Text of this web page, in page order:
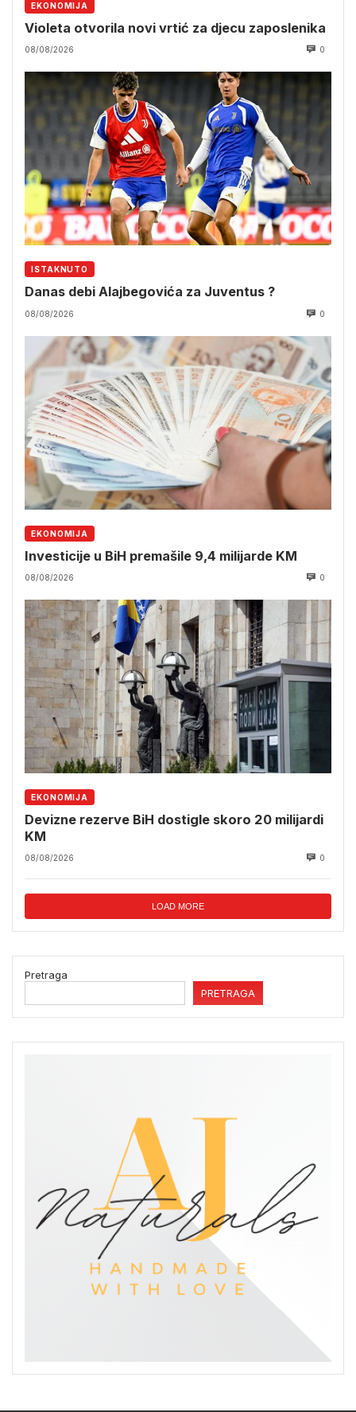
EKONOMIJA
Violeta otvorila novi vrtić za djecu zaposlenika
08/08/2026 0
ISTAKNUTO
Danas debi Alajbegovića za Juventus ?
08/08/2026 0
EKONOMIJA
Investicije u BiH premašile 9,4 milijarde KM
08/08/2026 0
EKONOMIJA
Devizne rezerve BiH dostigle skoro 20 milijardi
KM
08/08/2026 0
LOAD MORE
Pretraga
PRETRAGA